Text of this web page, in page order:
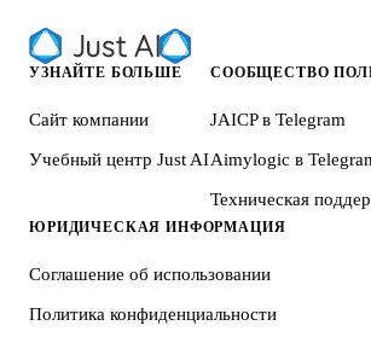
УЗНАЙТЕ БОЛЬШЕ
Сайт компании
Учебный центр Just AI
СООБЩЕСТВО
JAICP в Telegram
Aimylogic в
Техническая
ЮРИДИЧЕСКАЯ ИНФОРМАЦИЯ
Соглашение об использовании
Политика конфиденциальности